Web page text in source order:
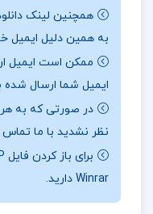
برخی از ویژگی‌های
مستند: مصطفی پروار
توانسته است
دهد. این کتاب به
کودکی تا تبدیل
می‌پردازد. تاکید بر
موساشی تنها یک
همچنین لینک
به همین دلیل ایمیل
ایمیل شما ارسال شده
در صورتی که به هر
نظر نشدید با ما تماس
Winrar دارید.